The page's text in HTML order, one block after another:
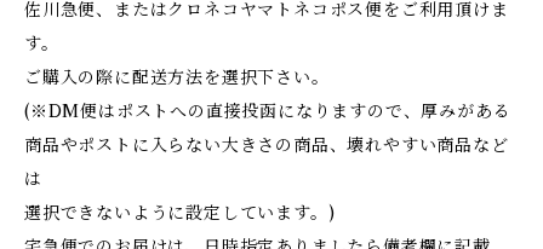
佐川急便、またはクロネコヤマトネコポス便をご利用頂けま
す。
ご購入の際に配送方法を選択下さい。
(※DM便はポストへの直接投函になりますので、厚みがある
商品やポストに入らない大きさの商品、壊れやすい商品など
は
選択できないように設定しています。)